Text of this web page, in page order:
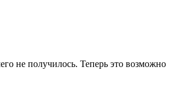
не получилось. Теперь это возможно